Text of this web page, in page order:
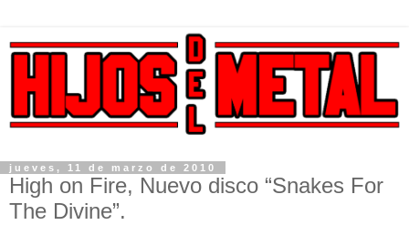
jueves, 11 de marzo de 2010
High on Fire, Nuevo disco “Snakes For
The Divine”.